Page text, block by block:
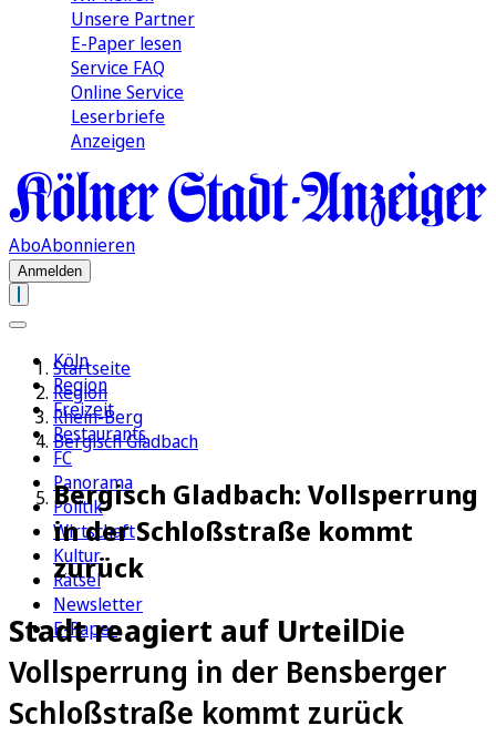
Unsere Partner
E-Paper lesen
Service FAQ
Online Service
Leserbriefe
Anzeigen
AboAbonnieren
Anmelden
Köln
Region
Freizeit
Restaurants
FC
Panorama
Politik
Wirtschaft
Kultur
Rätsel
Newsletter
E-Paper
Startseite
Region
Rhein-Berg
Bergisch Gladbach
Bergisch Gladbach: Vollsperrung
in der Schloßstraße kommt
zurück
Stadt reagiert auf UrteilDie
Vollsperrung in der Bensberger
Schloßstraße kommt zurück